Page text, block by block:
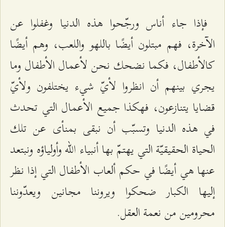
فإذا جاء أناس ورجّحوا هذه الدنيا وغفلوا عن
الآخرة، فهم مبتلون أيضًا باللهو واللعب، وهم أيضًا
كالأطفال، فكما نضحك نحن لأعمال الأطفال وما
يجري بينهم أن انظروا لأيّ شيء يختلفون ولأيّ
قضايا يتنازعون، فهكذا جميع الأعمال التي تحدث
في هذه الدنيا وتسبّب أن نبقى بمنأى عن تلك
الحياة الحقيقيّة التي يهتمّ بها أنبياء الله وأولياؤه ونبتعد
عنها هي أيضًا في حكم ألعاب الأطفال التي إذا نظر
إليها الكبار ضحكوا ويروننا مجانين ويعدّوننا
محرومين من نعمة العقل.